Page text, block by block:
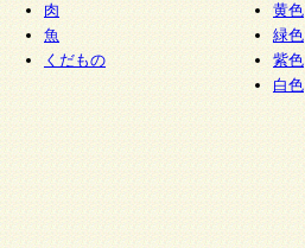
肉
魚
くだもの
黄色
緑色
紫色
白色